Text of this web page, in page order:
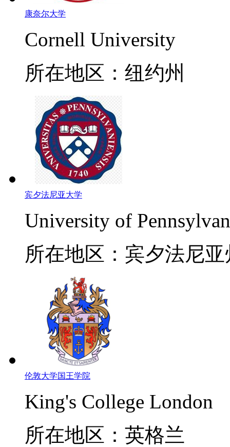
康奈尔大学
Cornell University
所在地区：纽约州
宾夕法尼亚大学
University of
所在地区：宾夕法尼亚
伦敦大学国王学院
King's College London
所在地区：英格兰